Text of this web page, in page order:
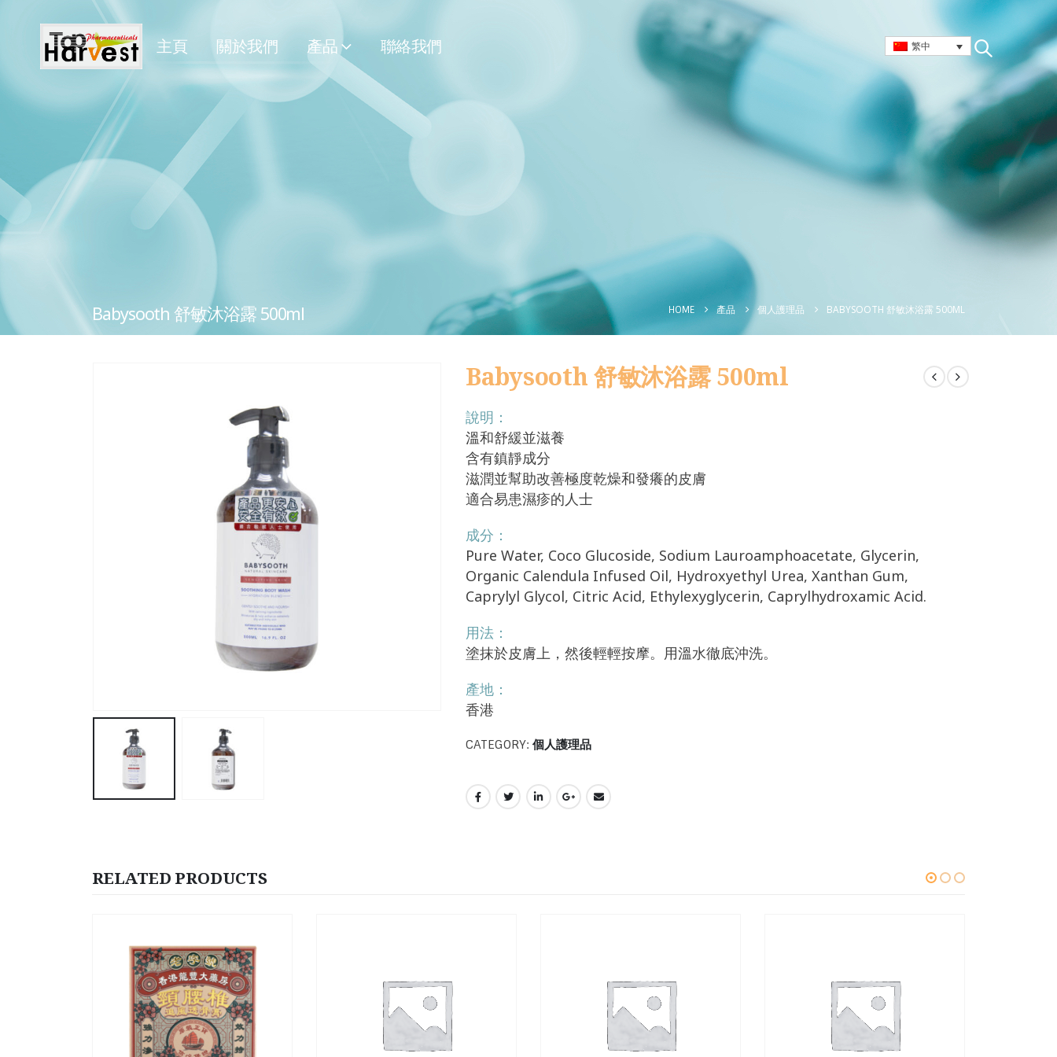
主頁 關於我們 產品 聯絡我們 繁中
Babysooth 舒敏沐浴露 500ml HOME 產品 個人護理品 BABYSOOTH 舒敏沐浴露 500ML
Babysooth 舒敏沐浴露 500ml
說明：
溫和舒緩並滋養
含有鎮靜成分
滋潤並幫助改善極度乾燥和發癢的皮膚
適合易患濕疹的人士
成分：
Pure Water, Coco Glucoside, Sodium Lauroamphoacetate, Glycerin,
Organic Calendula Infused Oil, Hydroxyethyl Urea, Xanthan Gum,
Caprylyl Glycol, Citric Acid, Ethylexyglycerin, Caprylhydroxamic Acid.
用法：
塗抹於皮膚上，然後輕輕按摩。用溫水徹底沖洗。
產地：
香港
CATEGORY: 個人護理品
RELATED PRODUCTS